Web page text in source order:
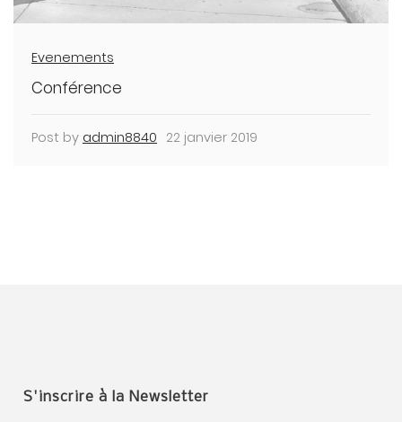
Evenements
Conférence
Post by admin8840 22 janvier 2019
S'inscrire à la Newsletter